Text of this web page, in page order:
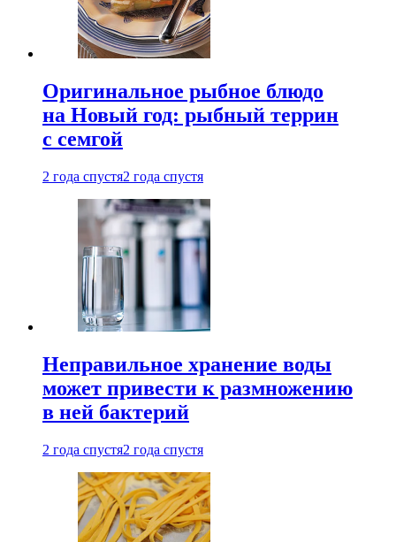
Оригинальное рыбное блюдо
на Новый год: рыбный террин
с семгой
2 года спустя2 года спустя
Неправильное хранение воды
может привести к размножению
в ней бактерий
2 года спустя2 года спустя